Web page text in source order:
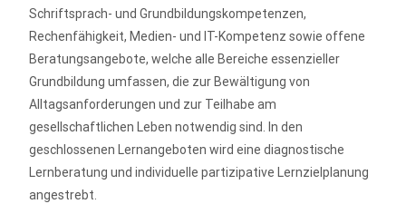
Schriftsprach- und Grundbildungskompetenzen,
Rechenfähigkeit, Medien- und IT-Kompetenz sowie offene
Beratungsangebote, welche alle Bereiche essenzieller
Grundbildung umfassen, die zur Bewältigung von
Alltagsanforderungen und zur Teilhabe am
gesellschaftlichen Leben notwendig sind. In den
geschlossenen Lern­angeboten wird eine diagnostische
Lernberatung und individuelle partizipative Lernzielplanung
angestrebt.